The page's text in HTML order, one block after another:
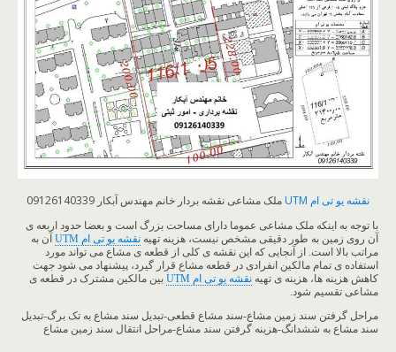
نقشه یو تی ام UTM ملک مشاعی نقشه بردار خانم مهندس آبکار 09126140339
با توجه به اینکه ملک مشاعی عموما دارای مساحت بزرگ است و بعضا حدود اربعه ی
آن روی زمین به طور دقیقی مشخص نیست، هزینه تهیه نقشه یو تی ام UTM
آن به
مراتب بالا است. از آنجایی که این نقشه ی کلی از قطعه ی مشاع می تواند مورد
استفاده ی تمام مالکین انفرادی در قطعه مشاع قرار گیرد، پیشنهاد می شود جهت
کاهش هزینه ها، هزینه ی تهیه نقشه یو تی ام UTM
بین مالکین مشترک در قطعه ی
مشاعی تقسیم شود.
مراحل گرفتن سند زمین مشاع-سند مشاع قطعی-تبدیل سند مشاع به تک برگ-تبدیل
سند مشاع به ششدانگ-هزینه گرفتن سند مشاع-مراحل انتقال سند زمین مشاع